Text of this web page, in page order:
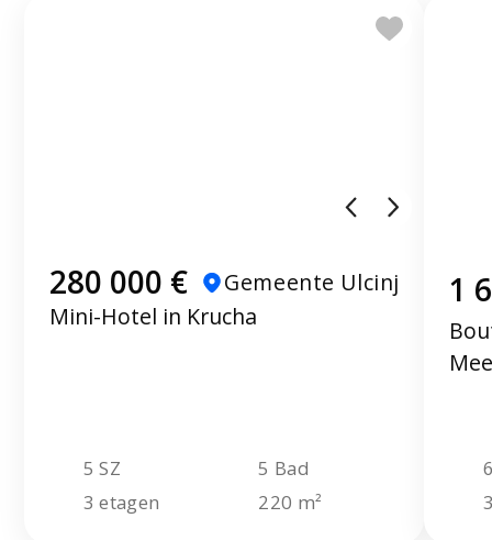
280 000 €
Gemeente Ulcinj
Mini-Hotel in Krucha
5 SZ
5 Bad
3 etagen
220 m²
1